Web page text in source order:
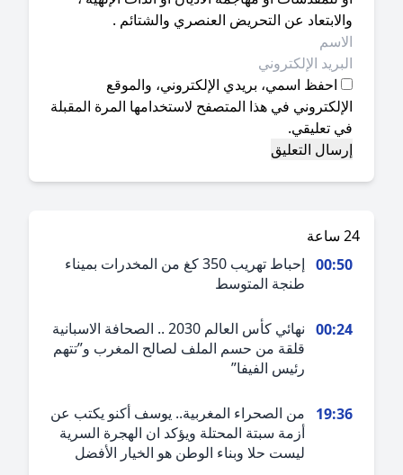
عن التحريض العنصري والشتائم .
احفظ اسمي، بريدي الإلكتروني، والموقع
في هذا المتصفح لاستخدامها المرة المقبلة
تعليقي.
إحباط تهريب 350 كغ من المخدرات بميناء
طنجة المتوسط
نهائي كأس العالم 2030 .. الصحافة الاسبانية
قلقة من حسم الملف لصالح المغرب و”تتهم
رئيس الفيفا”
من الصحراء المغربية.. يوسف أكنو يكتب عن
أزمة سبتة المحتلة ويؤكد ان الهجرة السرية
ليست حلا وبناء الوطن هو الخيار الأفضل